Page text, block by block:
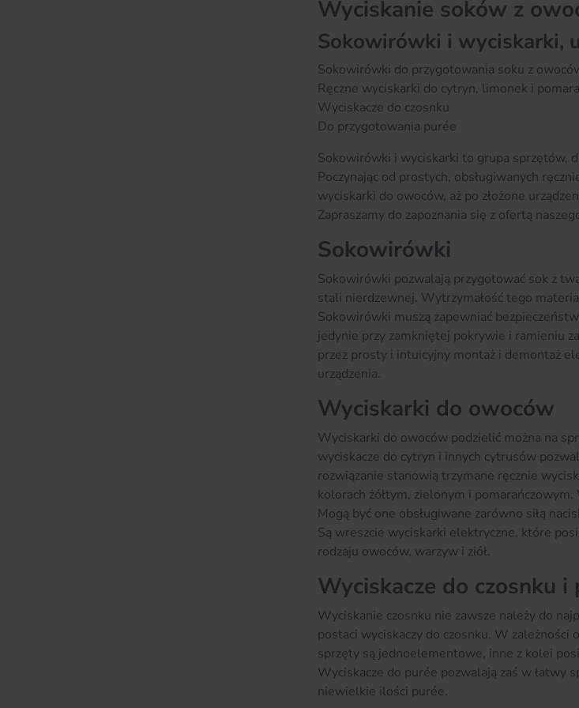
Wyciskanie soków z
Sokowirówki i wyciskarki,
Sokowirówki do przygotowania soku z
Ręczne wyciskarki do cytryn, limonek i
Wyciskacze do czosnku
Do przygotowania purée
Sokowirówki i wyciskarki to grupa sprzętów,
Poczynając od prostych, obsługiwanych
wyciskarki do owoców, aż po złożone
Zapraszamy do zapoznania się z ofertą
Sokowirówki
Sokowirówki pozwalają przygotować sok z
stali nierdzewnej. Wytrzymałość tego
Sokowirówki muszą zapewniać
jedynie przy zamkniętej pokrywie i ramieniu
przez prosty i intuicyjny montaż i demontaż
urządzenia.
Wyciskarki do owoców
Wyciskarki do owoców podzielić można na
wyciskacze do cytryn i innych cytrusów
rozwiązanie stanowią trzymane ręcznie
kolorach żółtym, zielonym i
Mogą być one obsługiwane zarówno siłą
Są wreszcie wyciskarki elektryczne, które
rodzaju owoców, warzyw i ziół.
Wyciskacze do czosnku i
Wyciskanie czosnku nie zawsze należy do
postaci wyciskaczy do czosnku. W
sprzęty są jednoelementowe, inne z kolei
Wyciskacze do purée pozwalają zaś w łatwy
niewielkie ilości purée.